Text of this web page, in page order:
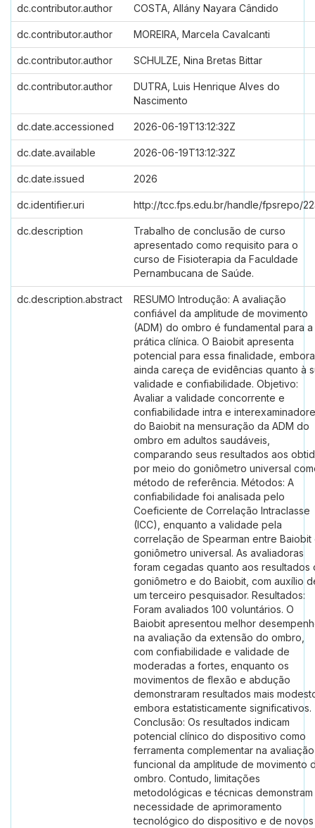
dc.contributor.author COSTA, Allány Nayara Cândido
dc.contributor.author MOREIRA, Marcela Cavalcanti
dc.contributor.author SCHULZE, Nina Bretas Bittar
dc.contributor.author
DUTRA, Luis Henrique Alves do
Nascimento
dc.date.accessioned 2026-06-19T13:12:32Z
dc.date.available 2026-06-19T13:12:32Z
dc.date.issued 2026
dc.identifier.uri http://tcc.fps.edu.br/handle/fpsrepo/
dc.description
Trabalho de conclusão de curso
apresentado como requisito para o
curso de Fisioterapia da Faculdade
Pernambucana de Saúde.
dc.description.abstract
RESUMO Introdução: A avaliação
confiável da amplitude de movimento
(ADM) do ombro é fundamental para a
prática clínica. O Baiobit apresenta
potencial para essa finalidade, embora
ainda careça de evidências quanto à
validade e confiabilidade. Objetivo:
Avaliar a validade concorrente e
confiabilidade intra e
do Baiobit na mensuração da ADM do
ombro em adultos saudáveis,
comparando seus resultados aos
por meio do goniômetro universal
método de referência. Métodos: A
confiabilidade foi analisada pelo
Coeficiente de Correlação Intraclasse
(ICC), enquanto a validade pela
correlação de Spearman entre Baiobit
goniômetro universal. As avaliadoras
foram cegadas quanto aos resultados
goniômetro e do Baiobit, com auxílio
um terceiro pesquisador. Resultados:
Foram avaliados 100 voluntários. O
Baiobit apresentou melhor
na avaliação da extensão do ombro,
com confiabilidade e validade de
moderadas a fortes, enquanto os
movimentos de flexão e abdução
demonstraram resultados mais
embora estatisticamente significativos.
Conclusão: Os resultados indicam
potencial clínico do dispositivo como
ferramenta complementar na avaliação
funcional da amplitude de movimento
ombro. Contudo, limitações
metodológicas e técnicas demonstram
necessidade de aprimoramento
tecnológico do dispositivo e de novos